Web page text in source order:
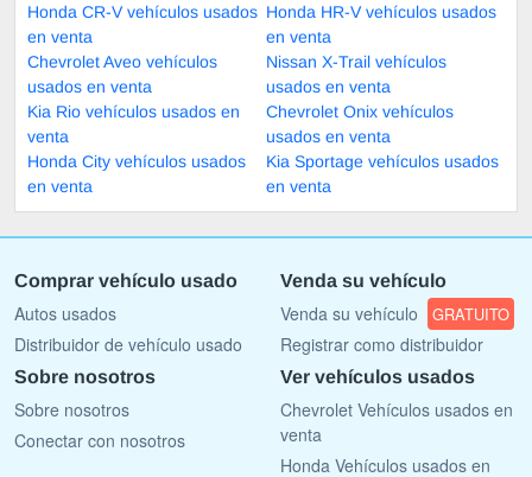
Honda CR-V vehículos usados
en venta
Honda HR-V vehículos usados
en venta
Chevrolet Aveo vehículos
usados en venta
Nissan X-Trail vehículos
usados en venta
Kia Rio vehículos usados en
venta
Chevrolet Onix vehículos
usados en venta
Honda City vehículos usados
en venta
Kia Sportage vehículos usados
en venta
Comprar vehículo usado
Autos usados
Distribuidor de vehículo usado
Venda su vehículo
Venda su vehículo GRATUITO
Registrar como distribuidor
Sobre nosotros
Sobre nosotros
Conectar con nosotros
Ver vehículos usados
Chevrolet Vehículos usados en
venta
Honda Vehículos usados en